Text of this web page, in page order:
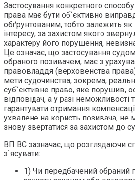
Застосування конкретного
права має бути об`єктивно
обґрунтованим, тобто залежить як
інтересу, за захистом якого
характеру його порушення,
Це означає, що застосування
обраного позивачем, має з
правовладдя (верховенства
мети судочинства, зокрема,
суб`єктивне право, яке порушив,
відповідач, а у разі неможливості
гарантувати отримання
ухвалене на користь позивача, не
знову звертатися за захистом до
ВП ВС зазначає, що розглядаючи
з`ясувати:
1) Чи передбачений обраний